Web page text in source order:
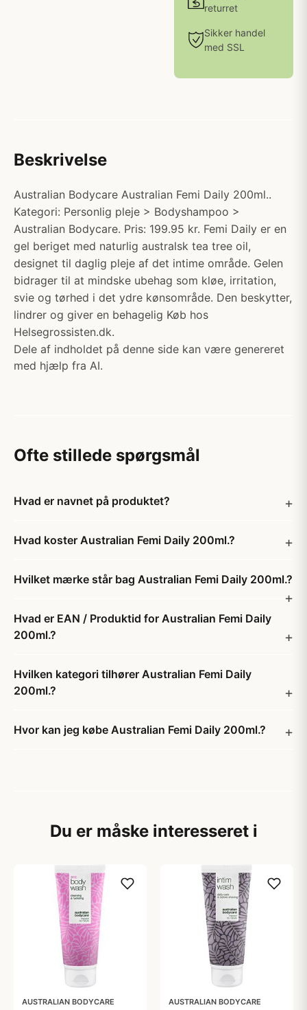
returret
Sikker handel
med SSL
Beskrivelse
Australian Bodycare Australian Femi Daily 200ml..
Kategori: Personlig pleje > Bodyshampoo >
Australian Bodycare. Pris: 199.95 kr. Femi Daily er en
gel beriget med naturlig australsk tea tree oil,
designet til daglig pleje af det intime område. Gelen
bidrager til at mindske ubehag som kløe, irritation,
svie og tørhed i det ydre kønsområde. Den beskytter,
lindrer og giver en behagelig Køb hos
Helsegrossisten.dk.
Dele af indholdet på denne side kan være genereret
med hjælp fra AI.
Ofte stillede spørgsmål
Hvad er navnet på produktet?
Hvad koster Australian Femi Daily 200ml.?
Hvilket mærke står bag Australian Femi Daily 200ml.?
Hvad er EAN / Produktid for Australian Femi Daily
200ml.?
Hvilken kategori tilhører Australian Femi Daily
200ml.?
Hvor kan jeg købe Australian Femi Daily 200ml.?
Du er måske interesseret i
AUSTRALIAN BODYCARE AUSTRALIAN BODYCARE